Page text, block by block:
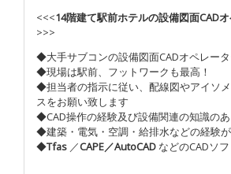
<<<14階建て駅前ホテルの設備図面CAD
>>>
◆大手サブコンの設備図面CADオペレー
◆現場は駅前、フットワークも最高！
◆担当者の指示に従い、配線図やアイソ
スをお願い致します
◆CAD操作の経験及び設備関連の知識の
◆建築・電気・空調・給排水などの経験
◆Tfas ／CAPE／AutoCAD などのCADソ